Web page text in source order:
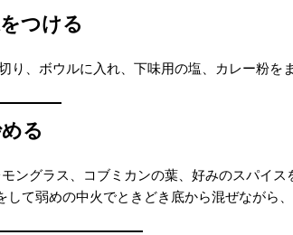
つける
り、ボウルに入れ、下味用の塩、カレー粉を
る
ングラス、コブミカンの葉、好みのスパイ
して弱めの中火でときどき底から混ぜながら